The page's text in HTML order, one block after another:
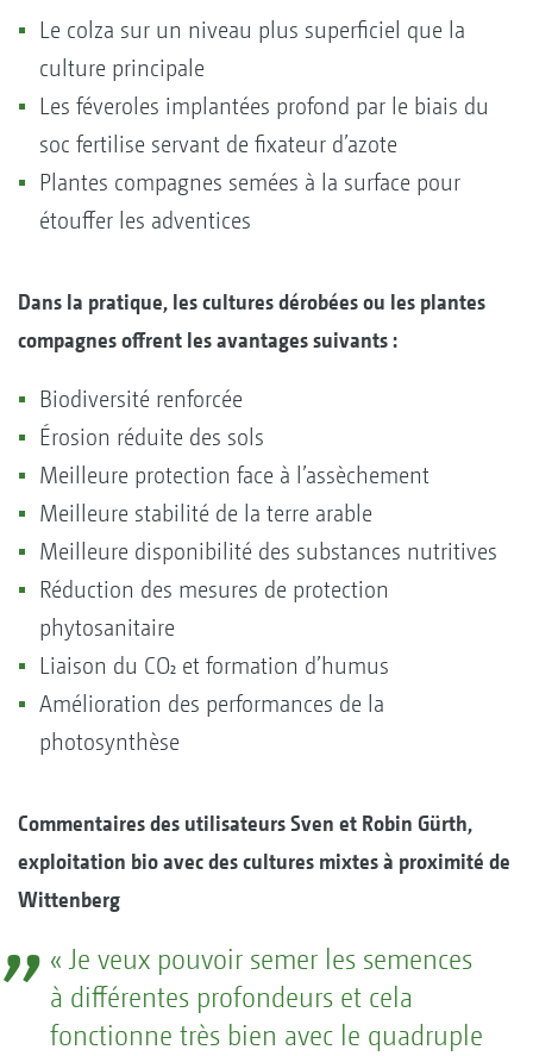
Le colza sur un niveau plus superficiel que la
culture principale
Les féveroles implantées profond par le biais du
soc fertilise servant de fixateur d’azote
Plantes compagnes semées à la surface pour
étouffer les adventices
Dans la pratique, les cultures dérobées ou les plantes
compagnes offrent les avantages suivants :
Biodiversité renforcée
Érosion réduite des sols
Meilleure protection face à l’assèchement
Meilleure stabilité de la terre arable
Meilleure disponibilité des substances nutritives
Réduction des mesures de protection
phytosanitaire
Liaison du CO₂ et formation d’humus
Amélioration des performances de la
photosynthèse
Commentaires des utilisateurs Sven et Robin Gürth,
exploitation bio avec des cultures mixtes à proximité de
Wittenberg
« Je veux pouvoir semer les semences
à différentes profondeurs et cela
fonctionne très bien avec le quadruple